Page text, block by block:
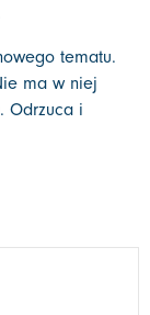
tematu.
ma w niej
Odrzuca i